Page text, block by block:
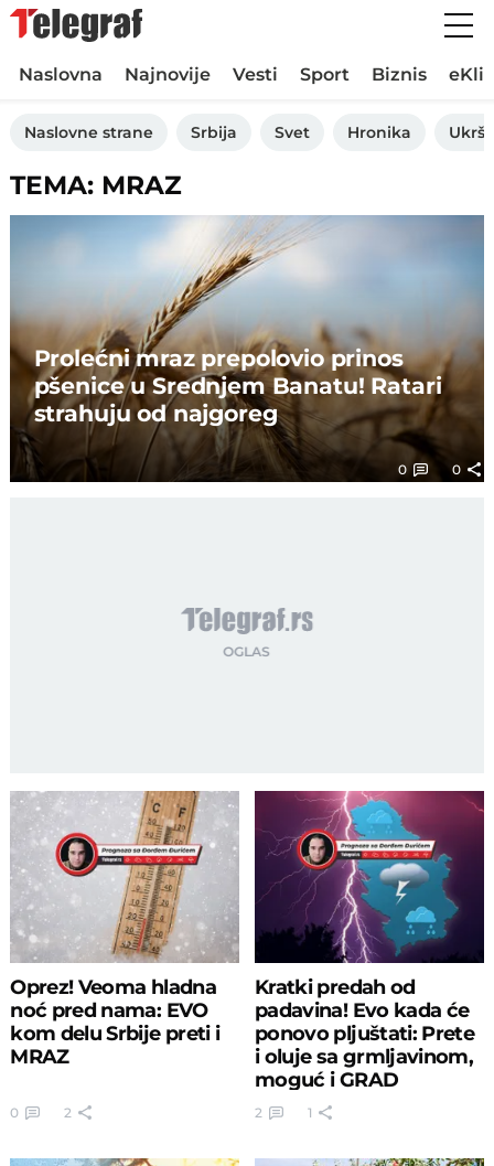
Naslovna Najnovije Vesti Sport Biznis
Naslovne strane Srbija Svet Hronika
TEMA: MRAZ
Prolećni mraz prepolovio prinos
pšenice u Srednjem Banatu! Ratari
strahuju od najgoreg
0 0
Oprez! Veoma hladna
noć pred nama: EVO
kom delu Srbije preti i
MRAZ
0 2
Kratki predah od
padavina! Evo kada će
ponovo pljuštati: Prete
i oluje sa grmljavinom,
moguć i GRAD
2 1